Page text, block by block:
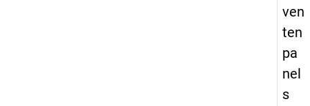
ven
ten
pa
nel
s